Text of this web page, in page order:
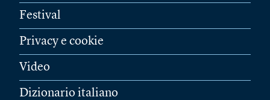
Festival
Privacy e cookie
Video
Dizionario italiano